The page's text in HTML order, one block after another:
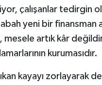
çalışanlar tedirgin
yeni bir finansman
mesele artık kâr
kurumasıdır.
kayayı zorlayarak